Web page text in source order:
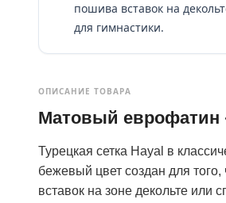
пошива вставок на
для гимнастики.
ОПИСАНИЕ ТОВАРА
Матовый еврофатин
Турецкая сетка Hayal в
бежевый цвет создан для
вставок на зоне декольте